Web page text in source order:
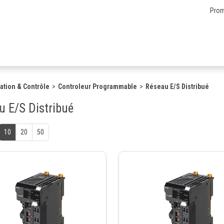
& Contrôle Controleur Programmable Réseau E/S Distribué
E/S Distribué
10 20 50